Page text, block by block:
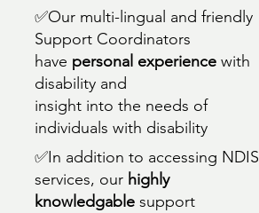
✅Our multi-lingual and friendly
Support Coordinators
have personal experience with
disability and
insight into the needs of
individuals with disability
✅In addition to accessing NDIS
services, our highly
knowledgablesupport